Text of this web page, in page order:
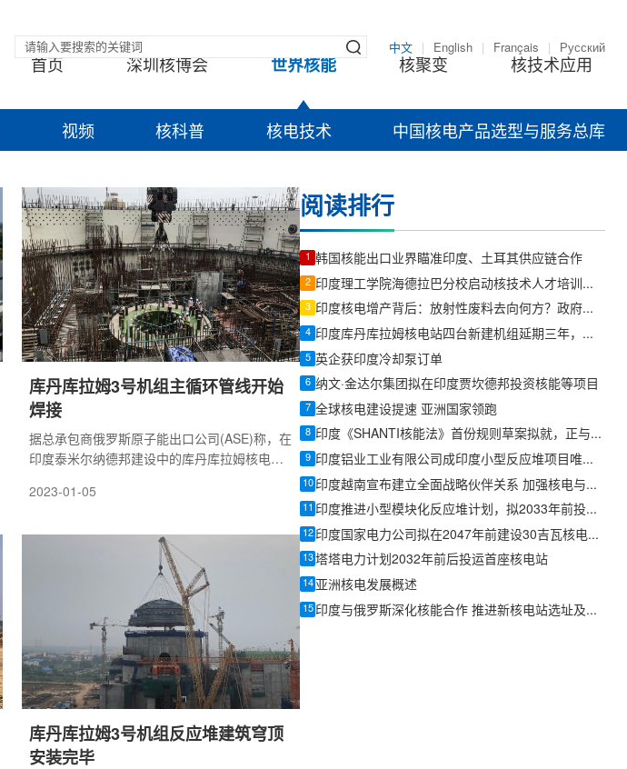
中文 English Français Русский
首页 深圳核博会 世界核能 核聚变 核技术应用
视频 核科普 核电技术 中国核电产品选型与服务总库
库丹库拉姆3号机组主循环管线开始
焊接
据总承包商俄罗斯原子能出口公司(ASE)称，在
印度泰米尔纳德邦建设中的库丹库拉姆核电站3
在安装反应堆容器和关闭安全壳穹顶后进行
个管块，包括几个阶段：准备、焊接、热处
理、无损检测和奥氏体堆焊，由高素质人员完
成。GTsT的总长度约为140米，管道的壁厚为
70毫米，28个焊接点的总长度超过87米。
2023-01-05
库丹库拉姆3号机组反应堆建筑穹顶
安装完毕
阅读排行
1 韩国核能出口业界瞄准印度、土耳其供应链合作
2 印度理工学院海德拉巴分校启动核技术人才培训项目
3 印度核电增产背后：放射性废料去向何方？政府首度在议会详解管理流程
4 印度库丹库拉姆核电站四台新建机组延期三年，造价上涨55%至144亿美元
5 英企获印度冷却泵订单
6 纳文·金达尔集团拟在印度贾坎德邦投资核能等项目
7 全球核电建设提速 亚洲国家领跑
8 印度《SHANTI核能法》首份规则草案拟就，正与部委及产业界磋商
9 印度铝业工业有限公司成印度小型反应堆项目唯一投标方
10 印度越南宣布建立全面战略伙伴关系 加强核电与稀土合作
11 印度推进小型模块化反应堆计划，拟2033年前投运至少5座机组
12 印度国家电力公司拟在2047年前建设30吉瓦核电装机
13 塔塔电力计划2032年前后投运首座核电站
14 亚洲核电发展概述
15 印度与俄罗斯深化核能合作 推进新核电站选址及多项技术合作